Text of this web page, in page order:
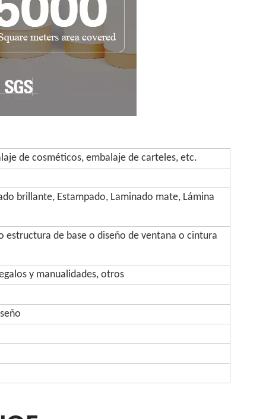
de cosméticos, embalaje de carteles, etc.
brillante, Estampado, Laminado mate, Lámina
de base o diseño de ventana o cintura
y manualidades, otros